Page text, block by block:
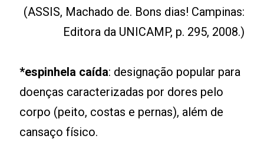
(ASSIS, Machado de. Bons dias! Campinas:
Editora da UNICAMP, p. 295, 2008.)
*espinhela caída: designação popular para
doenças caracterizadas por dores pelo
corpo (peito, costas e pernas), além de
cansaço físico.